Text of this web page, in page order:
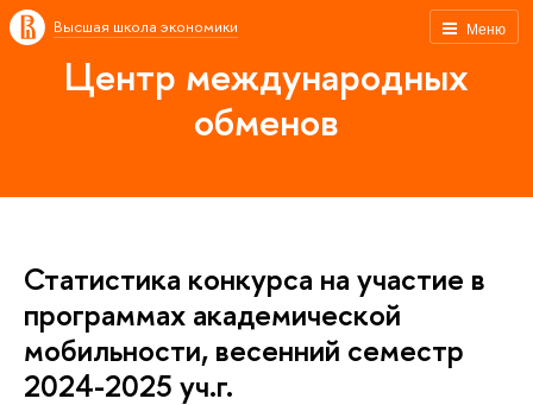
Меню
Высшая школа экономики
Центр международных
обменов
Статистика конкурса на участие в
программах академической
мобильности, весенний семестр
2024-2025 уч.г.